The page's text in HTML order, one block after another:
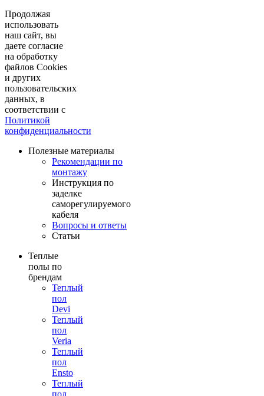
Продолжая
использовать
наш сайт, вы
даете согласие
на обработку
файлов Cookies
и других
пользовательских
данных, в
соответствии с
Политикой
конфиденциальности
Полезные материалы
Рекомендации по
монтажу
Инструкция по
заделке
саморегулируемого
кабеля
Вопросы и ответы
Статьи
Теплые
полы по
брендам
Теплый
пол
Devi
Теплый
пол
Veria
Теплый
пол
Ensto
Теплый